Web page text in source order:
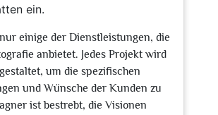
ein.
einige der Dienstleistungen, die
anbietet. Jedes Projekt wird
um die spezifischen
und Wünsche der Kunden zu
ist bestrebt, die Visionen